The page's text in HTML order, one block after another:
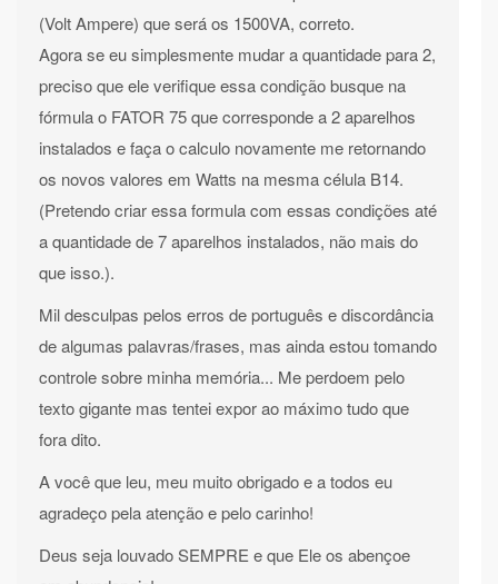
(Volt Ampere) que será os 1500VA, correto.
Agora se eu simplesmente mudar a quantidade para 2,
preciso que ele verifique essa condição busque na
fórmula o FATOR 75 que corresponde a 2 aparelhos
instalados e faça o calculo novamente me retornando
os novos valores em Watts na mesma célula B14.
(Pretendo criar essa formula com essas condições até
a quantidade de 7 aparelhos instalados, não mais do
que isso.).
Mil desculpas pelos erros de português e discordância
de algumas palavras/frases, mas ainda estou tomando
controle sobre minha memória... Me perdoem pelo
texto gigante mas tentei expor ao máximo tudo que
fora dito.
A você que leu, meu muito obrigado e a todos eu
agradeço pela atenção e pelo carinho!
Deus seja louvado SEMPRE e que Ele os abençoe